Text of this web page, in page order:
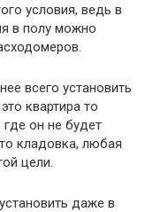
условия, ведь в
в полу можно
всего установить
квартира то
где он не будет
кладовка, любая
цели.
даже в